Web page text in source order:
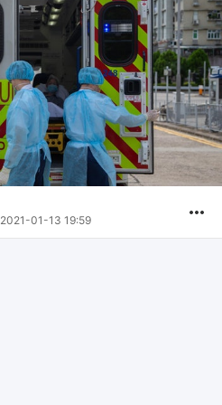
2021-01-13 19:59